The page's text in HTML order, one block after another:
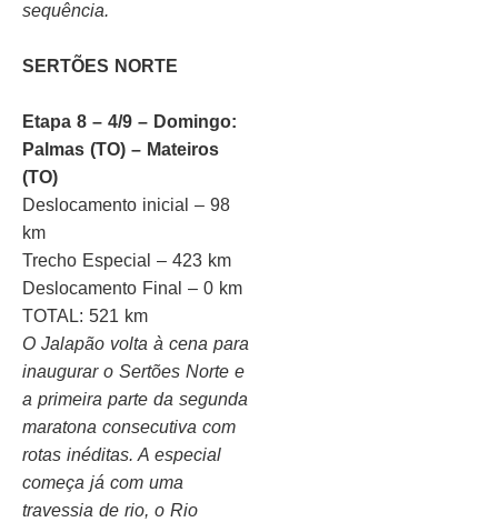
sequência.
SERTÕES NORTE
Etapa 8 – 4/9 – Domingo:
Palmas (TO) – Mateiros
(TO)
Deslocamento inicial – 98
km
Trecho Especial – 423 km
Deslocamento Final – 0 km
TOTAL: 521 km
O Jalapão volta à cena para
inaugurar o Sertões Norte e
a primeira parte da segunda
maratona consecutiva com
rotas inéditas. A especial
começa já com uma
travessia de rio, o Rio